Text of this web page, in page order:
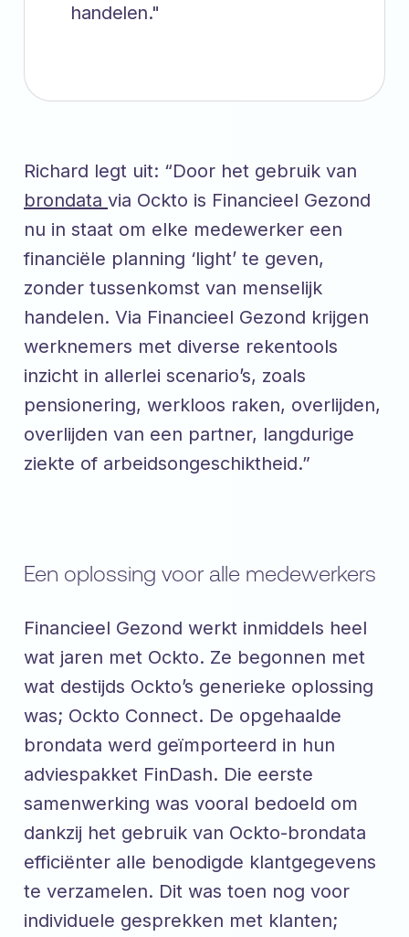
handelen."
Richard legt uit: “Door het gebruik van
brondata via Ockto is Financieel Gezond
nu in staat om elke medewerker een
financiële planning ‘light’ te geven,
zonder tussenkomst van menselijk
handelen. Via Financieel Gezond krijgen
werknemers met diverse rekentools
inzicht in allerlei scenario’s, zoals
pensionering, werkloos raken, overlijden,
overlijden van een partner, langdurige
ziekte of arbeidsongeschiktheid.”
Een oplossing voor alle medewerkers
Financieel Gezond werkt inmiddels heel
wat jaren met Ockto. Ze begonnen met
wat destijds Ockto’s generieke oplossing
was; Ockto Connect. De opgehaalde
brondata werd geïmporteerd in hun
adviespakket FinDash. Die eerste
samenwerking was vooral bedoeld om
dankzij het gebruik van Ockto-brondata
efficiënter alle benodigde klantgegevens
te verzamelen. Dit was toen nog voor
individuele gesprekken met klanten;